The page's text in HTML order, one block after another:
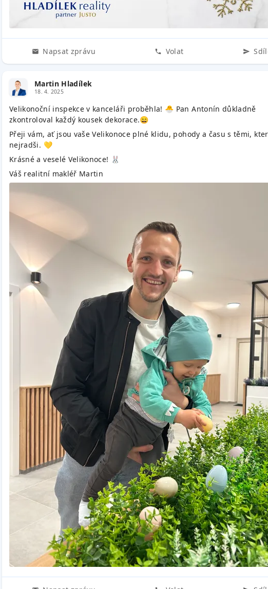
Napsat zprávu Volat
Martin Hladílek
18. 4. 2025
Velikonoční inspekce v kanceláři proběhla! 🐣 Pan Antonín důkladně
zkontroloval každý kousek dekorace.😄
Přeji vám, ať jsou vaše Velikonoce plné klidu, pohody a času s těmi,
nejradši. 💛
Krásné a veselé Velikonoce! 🐰
Váš realitní makléř Martin